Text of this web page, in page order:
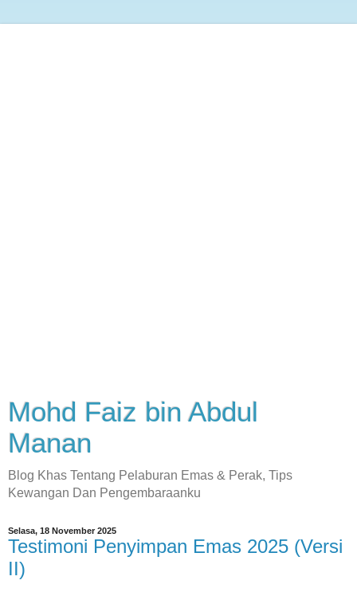
Mohd Faiz bin Abdul
Manan
Blog Khas Tentang Pelaburan Emas & Perak, Tips
Kewangan Dan Pengembaraanku
Selasa, 18 November 2025
Testimoni Penyimpan Emas 2025 (Versi
II)